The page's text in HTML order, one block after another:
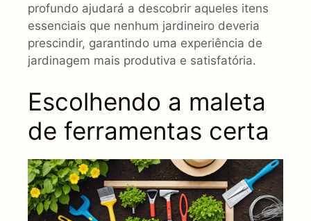
profundo ajudará a descobrir aqueles itens
essenciais que nenhum jardineiro deveria
prescindir, garantindo uma experiência de
jardinagem mais produtiva e satisfatória.
Escolhendo a maleta
de ferramentas certa